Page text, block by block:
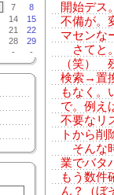
7
8
14
15
21
22
28
29
- -
開始デス
不備が。
マセンな
さてと
（笑）
検索→置
もなく。
で。例え
不要なリ
トから削
そんな
業でバタ
もう数件
ん？（ぼ